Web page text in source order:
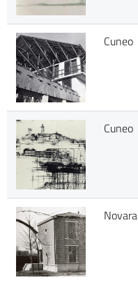
Cuneo
Cuneo
Novara